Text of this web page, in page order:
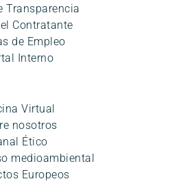
Transparencia
Contratante
de Empleo
Interno
Virtual
nosotros
Ético
medioambiental
Europeos